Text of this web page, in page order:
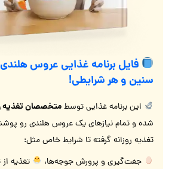
فایل برنامه غذایی عروس هلندی
سنین و هر شرایطی!
این برنامه غذایی توسطمتخصصان تغذیه
شده و تمام نیازهای یک عروس هلندی رو
تغذیه روزانه گرفته تا شرایط خاص مثل:
جفت‌گیری و پرورش جوجه‌ها،
تغذیه از